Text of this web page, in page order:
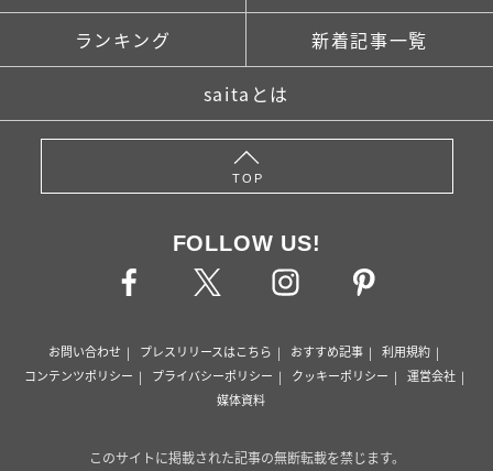
ランキング 新着記事一覧
saitaとは
TOP
FOLLOW US!
お問い合わせ プレスリリースはこちら おすすめ記事
利用規約
コンテンツポリシー
プライバシーポリシー クッキーポリシー
運営会社
媒体資料
このサイトに掲載された記事の無断転載を禁じます。